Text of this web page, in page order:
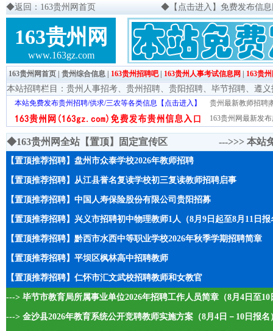
◆返回：163贵州网首页 ◆ 【点击进入】免费发布信
163贵州网
www.163gz.com
163贵州网首页 贵州综合信息 163贵州招聘吧| 163贵州人事考试信息网 163贵
本站招聘栏目： 贵州人事招考、 贵州招聘、 贵阳招聘、 毕节招聘、 遵义
本站免费发布贵州招聘/供求/三农等各类信息【点击进入】
贵州最新教师招聘|
163贵州网最新发
◆163贵州网全站【置顶】固定宣传区 --->>> 本站
【置顶推荐招聘】盘州市众泰学校2026年教师招聘
【置顶推荐招聘】从江县誉名复读学校初三复读教师招聘启事
【置顶推荐招聘】中国人寿保险股份有限公司贵阳招募
【置顶推荐招聘】兴义市招聘初中物理教师1人（8月9日起至8月11日报
【置顶推荐招聘】黔西市水西中等职业学校2026年秋季学期招聘简章
【置顶推荐招聘】平坝区枫林高中招聘教师
【置顶推荐招聘】仁怀市汇文武校招聘教师和女教官
---> 毕节市教育局所属事业单位2026年招聘工作人员简章（8月4日至10
---> 金沙县2026年教育系统公开竞聘教师实施方案（8月4日－10日报名